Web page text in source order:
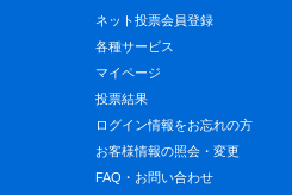
ネット投票会員登録
各種サービス
マイページ
投票結果
ログイン情報をお忘れの方
お客様情報の照会・変更
FAQ・お問い合わせ